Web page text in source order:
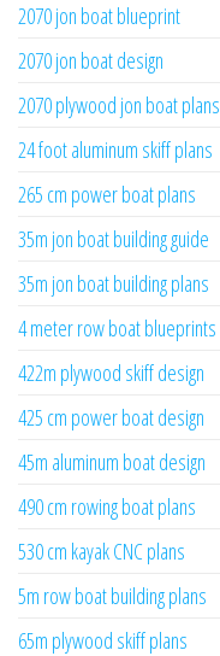
2070 jon boat blueprint
2070 jon boat design
2070 plywood jon boat plans
24 foot aluminum skiff plans
265 cm power boat plans
35m jon boat building guide
35m jon boat building plans
4 meter row boat blueprints
422m plywood skiff design
425 cm power boat design
45m aluminum boat design
490 cm rowing boat plans
530 cm kayak CNC plans
5m row boat building plans
65m plywood skiff plans